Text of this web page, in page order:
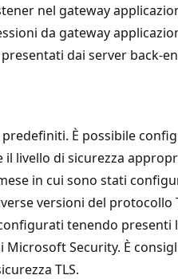
nel gateway
da gateway
dai server back-
È possibile
livello di sicurezza
in cui sono stati
versioni del protocollo
tenendo presenti
Security. È
TLS.